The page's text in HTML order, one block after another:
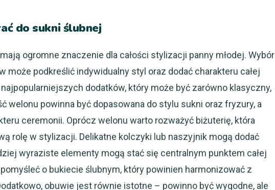
do sukni ślubnej
ogromne znaczenie dla całości stylizacji panny młodej. Wybór
może podkreślić indywidualny styl oraz dodać charakteru całej
dodatków, który może być zarówno klasyczny,
welonu powinna być dopasowana do stylu sukni oraz fryzury, a
ceremonii. Oprócz welonu warto rozważyć biżuterię, która
rolę w stylizacji. Delikatne kolczyki lub naszyjnik mogą dodać
wyraziste elementy mogą stać się centralnym punktem całej
o bukiecie ślubnym, który powinien harmonizować z
obuwie jest równie istotne – powinno być wygodne, ale